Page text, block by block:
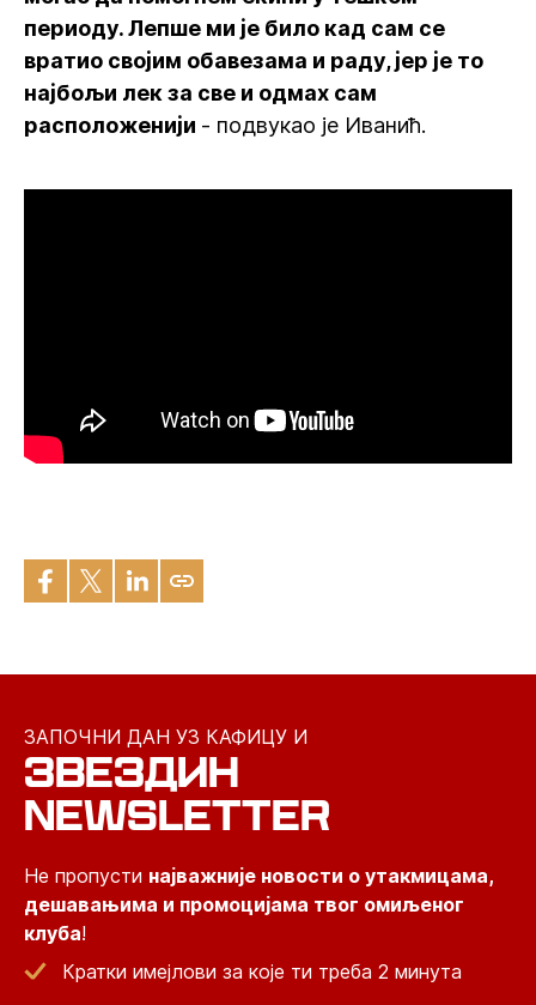
периоду. Лепше ми је било кад сам се
вратио својим обавезама и раду, јер је то
најбољи лек за све и одмах сам
расположенији - подвукао је Иванић.
ЗАПОЧНИ ДАН УЗ КАФИЦУ И
ЗВЕЗДИН
NEWSLETTER
Не пропусти најважније новости о утакмицама,
дешавањима и промоцијама твог омиљеног
клуба!
Кратки имејлови за које ти треба 2 минута